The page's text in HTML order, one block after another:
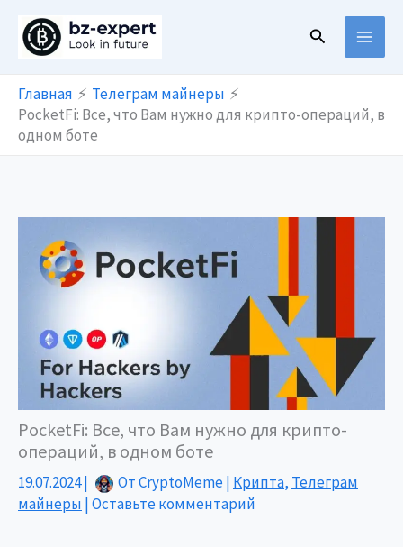
Поиск
Главная
Телеграм майнеры
PocketFi: Все, что Вам нужно для крипто-операций, в
одном боте
PocketFi: Все, что Вам нужно для крипто-
операций, в одном боте
19.07.2024| ОтCryptoMeme| Крипта, Телеграм
майнеры |Оставьте комментарий